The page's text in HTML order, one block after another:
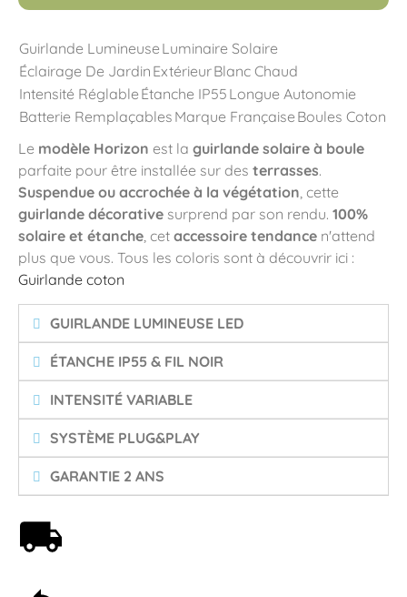
Guirlande Lumineuse Luminaire Solaire
Éclairage De Jardin ExtérieurBlanc Chaud
Intensité Réglable Étanche IP55 Longue Autonomie
Batterie Remplaçables Marque Française Boules Coton
Le modèle Horizon est la guirlande solaire à boule
parfaite pour être installée sur des terrasses.
Suspendue ou accrochée à la végétation , cette
guirlande décorative surprend par son rendu. 100%
solaire et étanche , cet accessoire tendance n'attend
plus que vous. Tous les coloris sont à découvrir ici :
Guirlande coton
GUIRLANDE LUMINEUSE LED
ÉTANCHE IP55 & FIL NOIR
INTENSITÉ VARIABLE
SYSTÈME PLUG&PLAY
GARANTIE 2 ANS